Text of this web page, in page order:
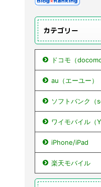
カテゴリー
ドコモ（docomo
au（エーユー）
ソフトバンク（
ワイモバイル（
iPhone/iPad
楽天モバイル